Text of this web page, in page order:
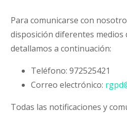
Para comunicarse con
disposición diferentes medios
detallamos a continuación:
Teléfono: 972525421
Correo electrónico:
Todas las notificaciones y